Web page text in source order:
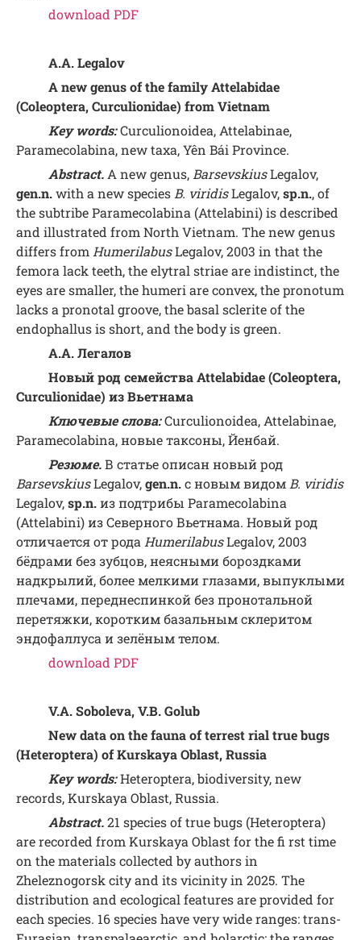
download PDF
A.A. Legalov
A new genus of the family Attelabidae
(Coleoptera, Curculionidae) from Vietnam
Key words:Curculionoidea, Attelabinae,
Paramecolabina, new taxa, Yên Bái Province.
Abstract. A new genus, BarsevskiusLegalov,
gen.n.with a new species B. viridisLegalov,sp.n., of
the subtribe Paramecolabina (Attelabini) is described
and illustrated from North Vietnam. The new genus
differs from HumerilabusLegalov, 2003 in that the
femora lack teeth, the elytral striae are indistinct, the
eyes are smaller, the humeri are convex, the pronotum
lacks a pronotal groove, the basal sclerite of the
endophallus is short, and the body is green.
А.А.Легалов
Новыйрод семействаAttelabidae (Coleoptera,
Curculionidae) изВьетнама
Ключевые слова:Curculionoidea, Attelabinae,
Paramecolabina, новые таксоны, Йенбай.
Резюме.В статье описан новый род
BarsevskiusLegalov,gen.n.с новым видом B. viridis
Legalov,sp.n.из подтрибы Paramecolabina
(Attelabini) из Северного Вьетнама. Новый род
отличается от рода HumerilabusLegalov, 2003
бёдрами без зубцов, неясными бороздками
надкрылий, более мелкими глазами, выпуклыми
плечами, переднеспинкой без пронотальной
перетяжки, коротким базальным склеритом
эндофаллуса и зелёным телом.
download PDF
V.A. Soboleva, V.B. Golub
New data on the fauna of terrest rial true bugs
(Heteroptera) of Kurskaya Oblast, Russia
Key words:Heteroptera, biodiversity, new
records, Kurskaya Oblast, Russia.
Abstract.21 species of true bugs (Heteroptera)
are recorded from Kurskaya Oblast for the fi rst time
on the materials collected by authors in
Zheleznogorsk city and its vicinity in 2025. The
distribution and ecological features are provided for
each species. 16 species have very wide ranges: trans-